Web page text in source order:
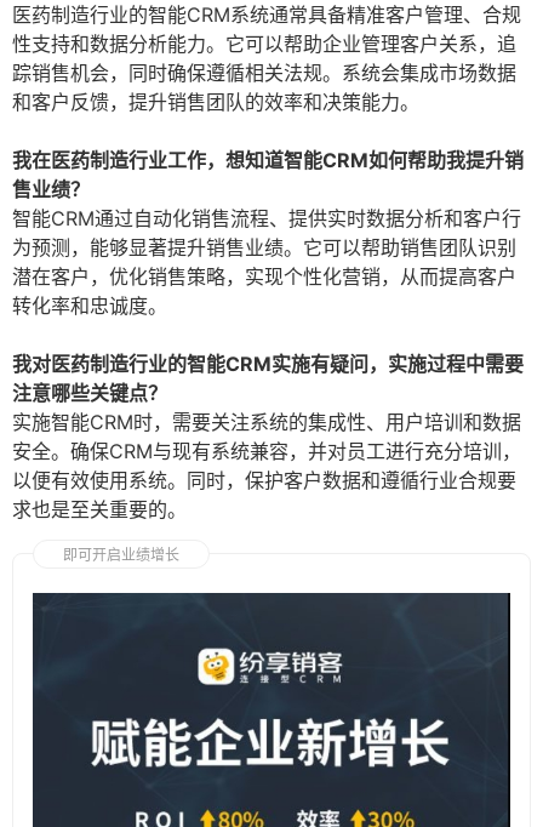
医药制造行业的智能CRM系统通常具备精准客户管理、合规
性支持和数据分析能力。它可以帮助企业管理客户关系，追
踪销售机会，同时确保遵循相关法规。系统会集成市场数据
和客户反馈，提升销售团队的效率和决策能力。
我在医药制造行业工作，想知道智能CRM如何帮助我提升销
售业绩？
智能CRM通过自动化销售流程、提供实时数据分析和客户行
为预测，能够显著提升销售业绩。它可以帮助销售团队识别
潜在客户，优化销售策略，实现个性化营销，从而提高客户
转化率和忠诚度。
我对医药制造行业的智能CRM实施有疑问，实施过程中需要
注意哪些关键点？
实施智能CRM时，需要关注系统的集成性、用户培训和数据
安全。确保CRM与现有系统兼容，并对员工进行充分培训，
以便有效使用系统。同时，保护客户数据和遵循行业合规要
求也是至关重要的。
即可开启业绩增长